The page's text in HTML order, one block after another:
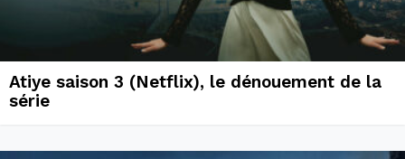
Atiye saison 3 (Netflix), le dénouement de la
série